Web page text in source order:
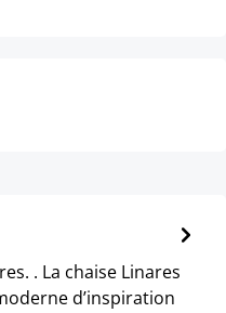
. La chaise Linares
d’inspiration